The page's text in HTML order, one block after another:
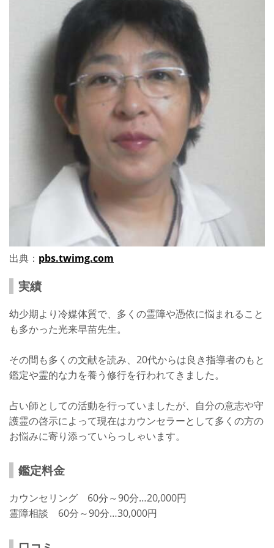
出典： pbs.twimg.com
実績
幼少期より冷媒体質で、多くの霊障や憑依に悩まれること
も多かった光来早苗先生。
その間も多くの文献を読み、20代からは良き指導者のもと
鑑定や霊的な力を養う修行を行われてきました。
占い師としての活動を行っていましたが、自分の意志や守
護霊の啓示によって現在はカウンセラーとして多くの方の
お悩みに寄り添っていらっしゃいます。
鑑定料金
カウンセリング 60分～90分…20,000円
霊障相談 60分～90分…30,000円